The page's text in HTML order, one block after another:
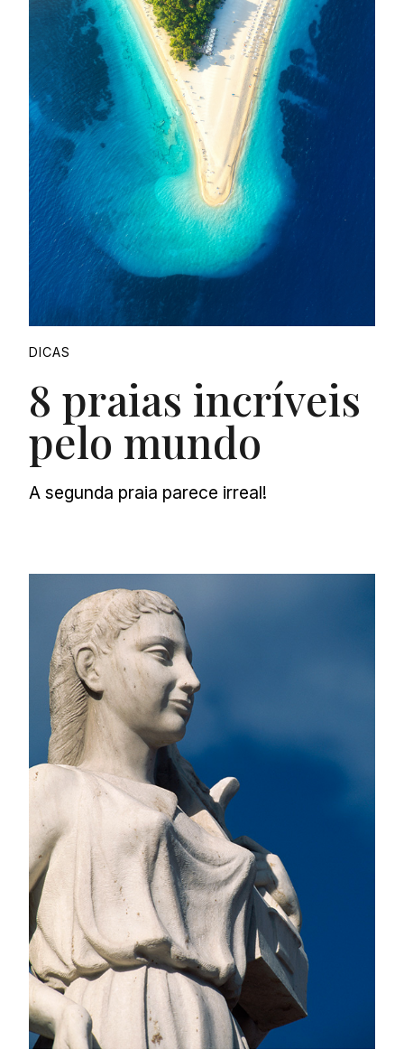
DICAS
8 praias incríveis
pelo mundo
A segunda praia parece irreal!